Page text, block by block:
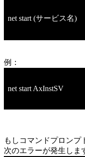
net start (サービス名)
例：
net start AxInstSV
もしコマンドプロンプ
次のエラーが発生しま